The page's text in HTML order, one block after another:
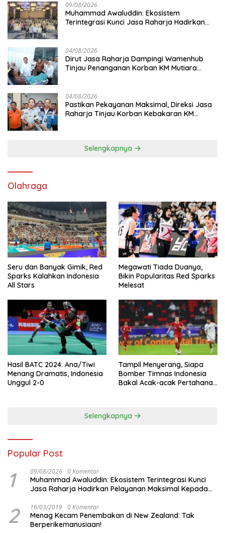
09/08/2026
Muhammad Awaluddin: Ekosistem
Terintegrasi Kunci Jasa Raharja Hadirkan
04/08/2026
Dirut Jasa Raharja Dampingi Wamenhub
Tinjau Penanganan Korban KM Mutiara
04/08/2026
Pastikan Pekayanan Maksimal, Direksi Jasa
Raharja Tinjau Korban Kebakaran KM
Selengkapnya
Olahraga
Seru dan Banyak Gimik, Red
Sparks Kalahkan Indonesia
All Stars
Megawati Tiada Duanya,
Bikin Popularitas Red Sparks
Melesat
Hasil BATC 2024: Ana/Tiwi
Menang Dramatis, Indonesia
Unggul 2-0
Tampil Menyerang, Siapa
Bomber Timnas Indonesia
Bakal Acak-acak Pertahanan
Selengkapnya
Popular Post
1 09/08/2026 0 Komentar
Muhammad Awaluddin: Ekosistem Terintegrasi Kunci
Jasa Raharja Hadirkan Pelayanan Maksimal Kepada
2 16/03/2019 0 Komentar
Menag Kecam Penembakan di New Zealand: Tak
Berperikemanusiaan!